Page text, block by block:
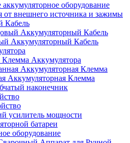
оборудование
от внешнего источника и зажимы
Кабель
Аккумуляторный Кабель
Аккумуляторный Кабель
Клемма Аккумулятора
Аккумуляторная Клемма
Аккумуляторная Клемма
наконечник
усилитель мощности
батареи
оборудование